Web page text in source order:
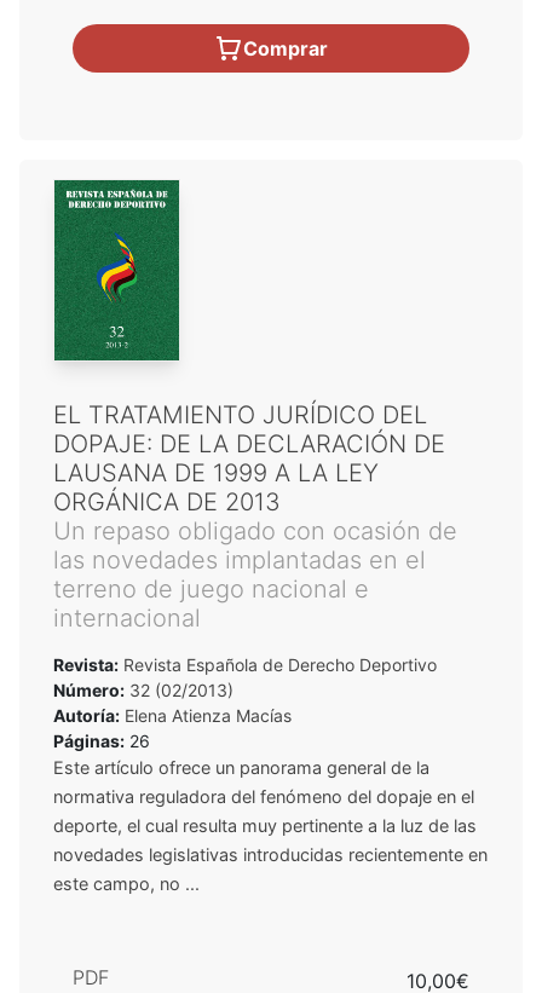
Comprar
EL TRATAMIENTO JURÍDICO DEL
DOPAJE: DE LA DECLARACIÓN DE
LAUSANA DE 1999 A LA LEY
ORGÁNICA DE 2013
Un repaso obligado con ocasión de
las novedades implantadas en el
terreno de juego nacional e
internacional
Revista: Revista Española de Derecho Deportivo
Número: 32 (02/2013)
Autoría: Elena Atienza Macías
Páginas: 26
Este artículo ofrece un panorama general de la
normativa reguladora del fenómeno del dopaje en el
deporte, el cual resulta muy pertinente a la luz de las
novedades legislativas introducidas recientemente en
este campo, no ...
PDF 10,00€